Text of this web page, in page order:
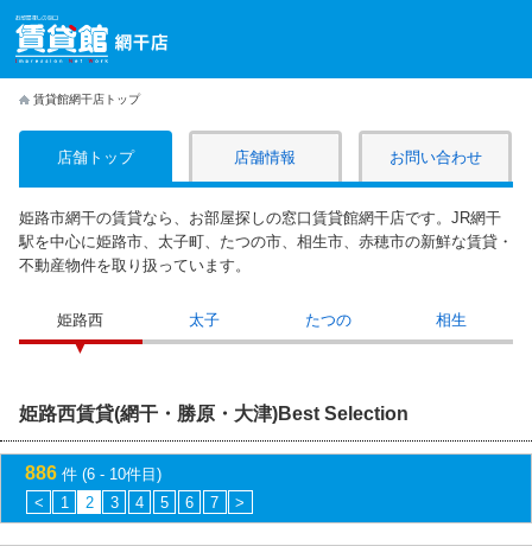
賃貸館網干店トップ
店舗トップ 店舗情報 お問い合わせ
姫路市網干の賃貸なら、お部屋探しの窓口賃貸館網干店です。JR網干
駅を中心に姫路市、太子町、たつの市、相生市、赤穂市の新鮮な賃貸・
不動産物件を取り扱っています。
姫路西 太子 たつの 相生
姫路西賃貸(網干・勝原・大津)Best Selection
886 件 (6 - 10件目)
<
1 2 3 4 5 6 7 >